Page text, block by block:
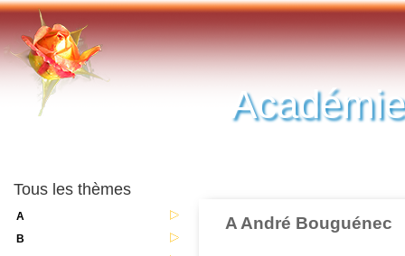
Tous les thèmes
A
B
A André Bouguénec